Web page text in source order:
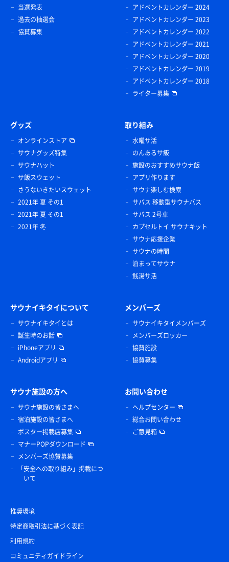
当選発表
過去の抽選会
協賛募集
アドベントカレンダー 2024
アドベントカレンダー 2023
アドベントカレンダー 2022
アドベントカレンダー 2021
アドベントカレンダー 2020
アドベントカレンダー 2019
アドベントカレンダー 2018
ライター募集
グッズ
オンラインストア
サウナグッズ特集
サウナハット
サ飯スウェット
さうないきたいスウェット
2021年 夏 その1
2021年 夏 その1
2021年 冬
取り組み
水曜サ活
のんあるサ飯
施設のおすすめサウナ飯
アプリ作ります
サウナ楽しむ検索
サバス 移動型サウナバス
サバス 2号車
カプセルトイ サウナキット
サウナ応援企業
サウナの時間
泊まってサウナ
銭湯サ活
サウナイキタイについて
サウナイキタイとは
誕生時のお話
iPhoneアプリ
Androidアプリ
メンバーズ
サウナイキタイメンバーズ
メンバーズロッカー
協賛施設
協賛募集
サウナ施設の方へ
サウナ施設の皆さまへ
宿泊施設の皆さまへ
ポスター掲載店募集
マナーPOPダウンロード
メンバーズ協賛募集
「安全への取り組み」掲載につ
いて
お問い合わせ
ヘルプセンター
総合お問い合わせ
ご意見箱
推奨環境
特定商取引法に基づく表記
利用規約
コミュニティガイドライン